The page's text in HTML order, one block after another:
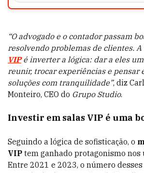
“O advogado e o contador passam
resolvendo problemas de clientes. A
VIP é inverter a lógica: dar a eles
reunir, trocar experiências e pensar
soluções com tranquilidade”, diz
Monteiro, CEO do Grupo Studio.
Investir em salas VIP é uma
Seguindo a lógica de sofisticação, o
VIP tem ganhado protagonismo nos
Entre 2021 e 2023, o número